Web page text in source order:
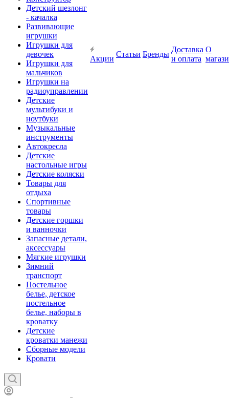
Детский шезлонг
- качалка
Развивающие
игрушки
Игрушки для
девочек
Игрушки для
мальчиков
Игрушки на
радиоуправлении
Детские
мультибуки и
ноутбуки
Музыкальные
инструменты
Автокресла
Детские
настольные игры
Детские коляски
Товары для
отдыха
Спортивные
товары
Детские горшки
и ванночки
Запасные детали,
аксессуары
Мягкие игрушки
Зимний
транспорт
Постельное
белье, детское
постельное
белье, наборы в
кроватку
Детские
кроватки манежи
Сборные модели
Кровати
Акции
Статьи Бренды
Доставка
и оплата
О